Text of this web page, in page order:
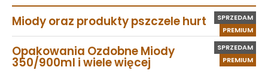
PREMIUM
SPRZEDAM
Miody oraz produkty pszczele hurt
PREMIUM
SPRZEDAM
Opakowania Ozdobne Miody
350/900ml i wiele więcej